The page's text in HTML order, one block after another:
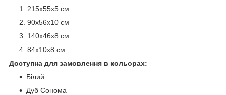
215х55х5 см
90х56х10 см
140х46х8 см
84х10х8 см
Доступна для замовлення в кольорах:
Білий
Дуб Сонома